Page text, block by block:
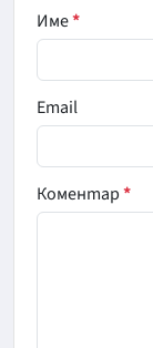
Име*
Email
Коментар*